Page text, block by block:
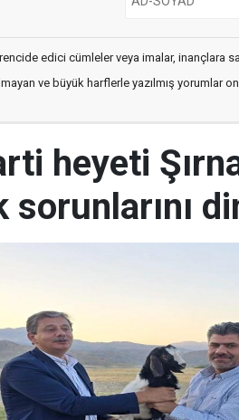
edici cümleler veya imalar, inançlara
ve büyük harflerle yazılmış yorumlar
heyeti
sorunlarını